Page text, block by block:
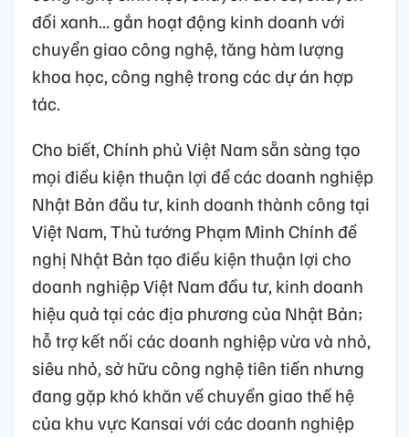
đổi xanh... gắn hoạt động kinh doanh với
chuyển giao công nghệ, tăng hàm lượng
khoa học, công nghệ trong các dự án hợp
tác.
Cho biết, Chính phủ Việt Nam sẵn sàng tạo
mọi điều kiện thuận lợi để các doanh nghiệp
Nhật Bản đầu tư, kinh doanh thành công tại
Việt Nam, Thủ tướng Phạm Minh Chính đề
nghị Nhật Bản tạo điều kiện thuận lợi cho
doanh nghiệp Việt Nam đầu tư, kinh doanh
hiệu quả tại các địa phương của Nhật Bản;
hỗ trợ kết nối các doanh nghiệp vừa và nhỏ,
siêu nhỏ, sở hữu công nghệ tiên tiến nhưng
đang gặp khó khăn về chuyển giao thế hệ
của khu vực Kansai với các doanh nghiệp